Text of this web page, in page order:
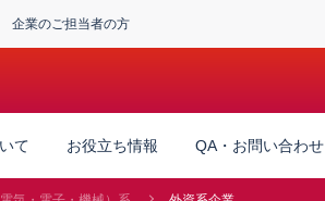
企業のご担当者の方
て お役立ち情報 QA・お問い合わせ